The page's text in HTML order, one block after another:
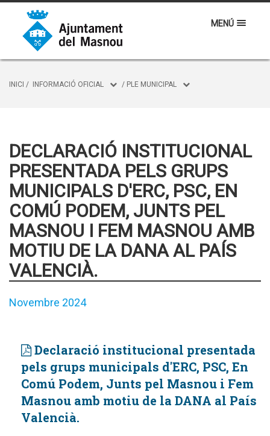
MENÚ
INICI / INFORMACIÓ OFICIAL / PLE MUNICIPAL
DECLARACIÓ INSTITUCIONAL
PRESENTADA PELS GRUPS
MUNICIPALS D'ERC, PSC, EN
COMÚ PODEM, JUNTS PEL
MASNOU I FEM MASNOU AMB
MOTIU DE LA DANA AL PAÍS
VALENCIÀ.
Novembre 2024
Declaració institucional presentada
pels grups municipals d'ERC, PSC, En
Comú Podem, Junts pel Masnou i Fem
Masnou amb motiu de la DANA al País
Valencià.